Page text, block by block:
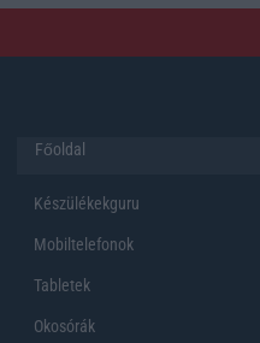
Főoldal
Készülékekguru
Mobiltelefonok
Tabletek
Okosórák